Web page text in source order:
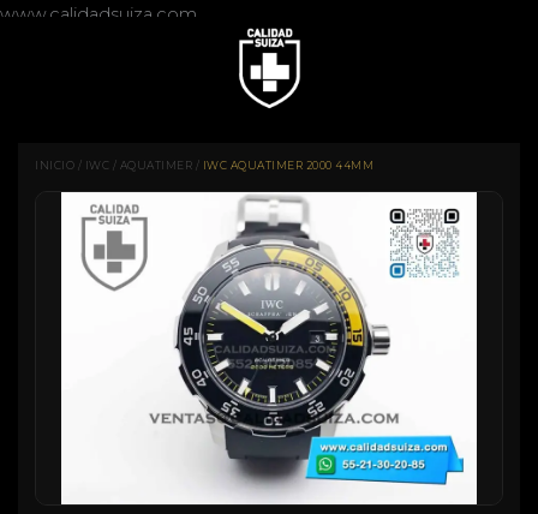
www.calidadsuiza.com
INICIO / IWC / AQUATIMER / IWC AQUATIMER 2000 44MM